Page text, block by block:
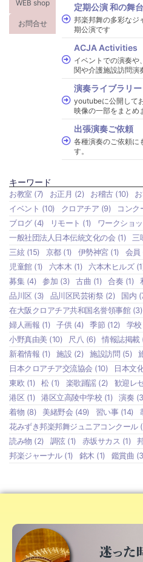
WEB shop
お問合せ
定期公演 和の舞
邦楽邦舞の多彩なジ
期公演です
ACJA Activities
イベントでの演奏や
関や介護施設訪問演
演奏ライブラリー
youtubeに公開して
映像の一部をまとめ
出張演奏ご依頼
各種演奏のご依頼に
す。
キーワード
お教室 (7) お正月 (2) お稽古(10)
イベント (10) クロアチア (9) コンク
ブログ(4) リモート (1) ワークショ
一般社団法人日本伝統文化の会 (1) 三
三絃(15) 京都(1) 伊勢神宮(1) 会員
児童館(1) 六本木 (1) 六本木ヒルズ
募集 (4) 参加 (3) 古曲 (1) 合奏 (1)
品川区 (3) 品川区民芸術祭 (2) 国内
在大阪クロアチア共和国名誉領事館(3)
婦人画報 (1) 子供(4) 季節 (12) 学校
小野真由美 (10) 尺八 (6) 情報誌掲載
新着情報 (1) 施設 (2) 施設訪問 (5)
日本クロアチア交流協会 (10) 日本文
東欧 (1) 松(1) 楽歌踊謡(2) 歓迎レ
港区 (1) 港区立高陵中学校 (1) 演奏
着物 (8) 美緒野会 (49) 習い事(14)
花みずき邦楽邦舞ジュニアコンクール
読み物 (2) 調弦(1) 赤坂サカス (1)
邦楽ジャーナル(1) 銘木 (1) 鑑賞曲